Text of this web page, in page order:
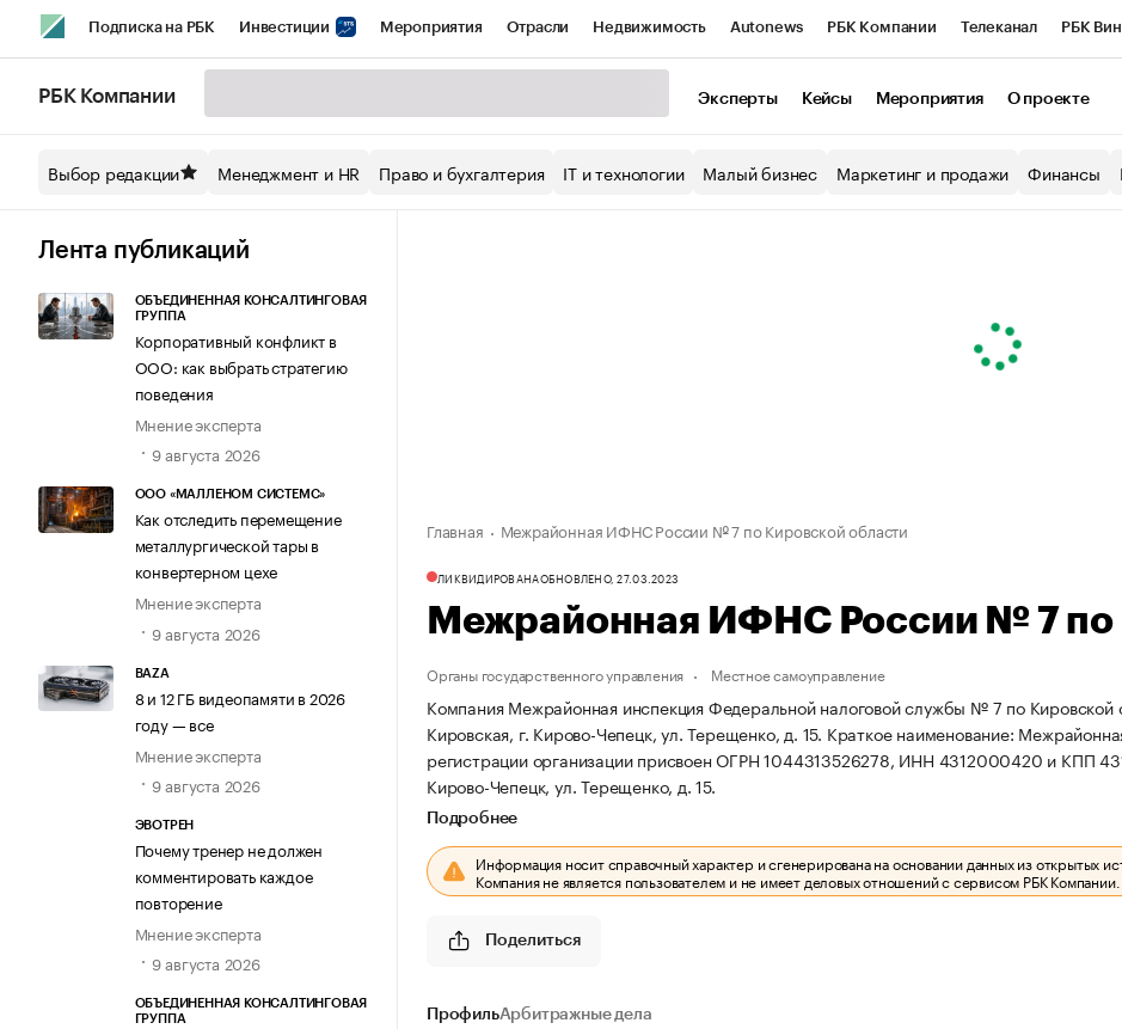
Подписка на РБК Инвестиции Мероприятия Отрасли Недвижимость Autonews РБК Компании Телеканал РБК
Спецпроекты СПб Конференции СПб Спецпроекты Экономика Бизнес
Технологии и медиа
РБК Компании Эксперты Кейсы Мероприятия О проекте
Выбор редакции Менеджмент и HR Право и бухгалтерия IT и технологии Малый бизнес Маркетинг и продажи Финансы
Лента публикаций
ОБЪЕДИНЕННАЯ КОНСАЛТИНГОВАЯ
ГРУППА
Корпоративный конфликт в
ООО: как выбрать стратегию
поведения
Мнение эксперта
9 августа 2026
ООО «МАЛЛЕНОМ СИСТЕМС»
Как отследить перемещение
металлургической тары в
конвертерном цехе
Мнение эксперта
9 августа 2026
BAZA
8 и 12 ГБ видеопамяти в 2026
году — все
Мнение эксперта
9 августа 2026
ЭВОТРЕН
Почему тренер не должен
комментировать каждое
повторение
Мнение эксперта
9 августа 2026
ОБЪЕДИНЕННАЯ КОНСАЛТИНГОВАЯ
ГРУППА
Главная Межрайонная ИФНС России № 7 по Кировской области
ЛИКВИДИРОВАНАОБНОВЛЕНО, 27.03.2023
Межрайонная ИФНС России № 7 по
Органы государственного управления Местное самоуправление
Компания Межрайонная инспекция Федеральной налоговой службы № 7 по Кировской
Кировская, г. Кирово-Чепецк, ул. Терещенко, д. 15. Краткое наименование:
регистрации организации присвоен ОГРН 1044313526278, ИНН 4312000420 и КПП
Кирово-Чепецк, ул. Терещенко, д. 15.
Подробнее
Информация носит справочный характер и сгенерирована на основании данных из открытых
Компания не является пользователем и не имеет деловых отношений с сервисом РБК Компании.
Поделиться
ПрофильАрбитражные дела